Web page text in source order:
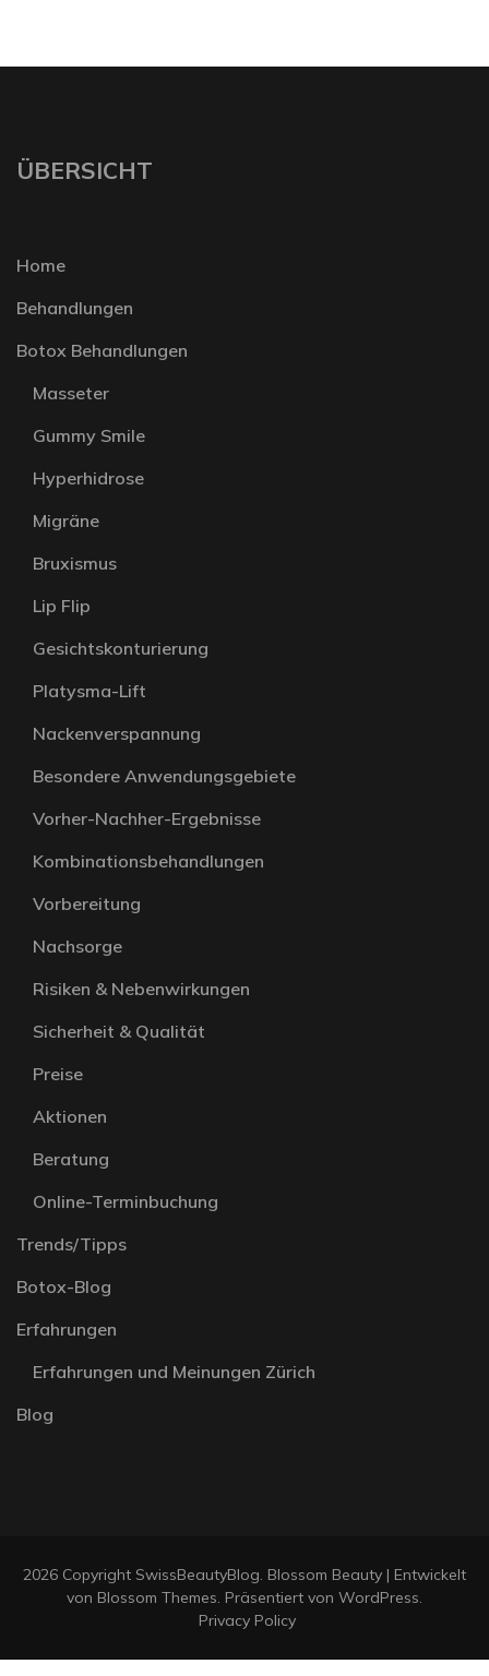
ÜBERSICHT
Home
Behandlungen
Botox Behandlungen
Masseter
Gummy Smile
Hyperhidrose
Migräne
Bruxismus
Lip Flip
Gesichtskonturierung
Platysma-Lift
Nackenverspannung
Besondere Anwendungsgebiete
Vorher-Nachher-Ergebnisse
Kombinationsbehandlungen
Vorbereitung
Nachsorge
Risiken & Nebenwirkungen
Sicherheit & Qualität
Preise
Aktionen
Beratung
Online-Terminbuchung
Trends/Tipps
Botox-Blog
Erfahrungen
Erfahrungen und Meinungen Zürich
Blog
2026 Copyright SwissBeautyBlog. Blossom Beauty | Entwickelt
von Blossom Themes. Präsentiert von WordPress.
Privacy Policy